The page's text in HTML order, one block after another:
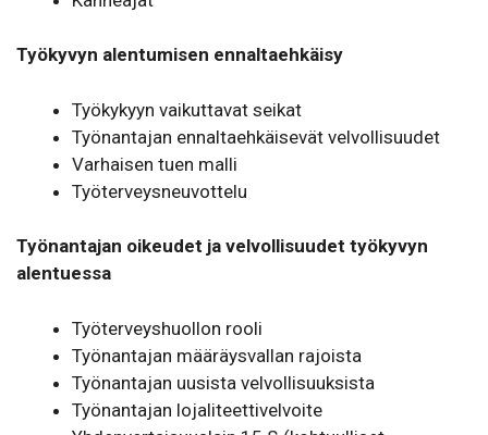
Työkyvyn alentumisen ennaltaehkäisy
Työkykyyn vaikuttavat seikat
Työnantajan ennaltaehkäisevät velvollisuudet
Varhaisen tuen malli
Työterveysneuvottelu
Työnantajan oikeudet ja velvollisuudet työkyvyn
alentuessa
Työterveyshuollon rooli
Työnantajan määräysvallan rajoista
Työnantajan uusista velvollisuuksista
Työnantajan lojaliteettivelvoite